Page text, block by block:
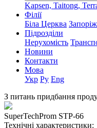
Kapsen, Taitong,
Філії
Біла Церква
Підрозділи
Нерухомість
Новини
Контакти
Мова
Укр Ру Eng
З питань придбання
SuperTechProm STP-66
Технічні характеристики: